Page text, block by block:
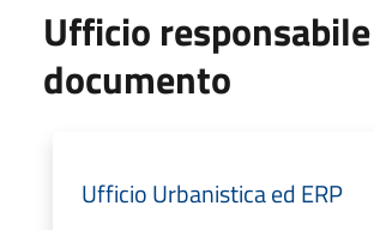
Ufficio
documento
Ufficio Urbanistica ed ERP